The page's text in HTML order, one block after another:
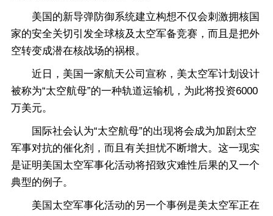
美国的新导弹防御系统建立构想不仅会刺激拥核国
家的安全关切引发全球核及太空军备竞赛，而且是把外
空转变成潜在核战场的祸根。
近日，美国一家航天公司宣称，美太空军计划设计
被称为“太空航母”的一种轨道运输机，为此将投资6000
万美元。
国际社会认为“太空航母”的出现将会成为加剧太空
军事对抗的催化剂，而且有关担忧不断增大。这一现实
是证明美国太空军事化活动将招致灾难性后果的又一个
典型的例子。
美国太空军事化活动的另一个事例是美太空军正在